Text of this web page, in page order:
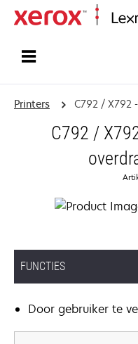
Printers C792 / X792
C792 /
FUNCTIES
Door gebruiker te